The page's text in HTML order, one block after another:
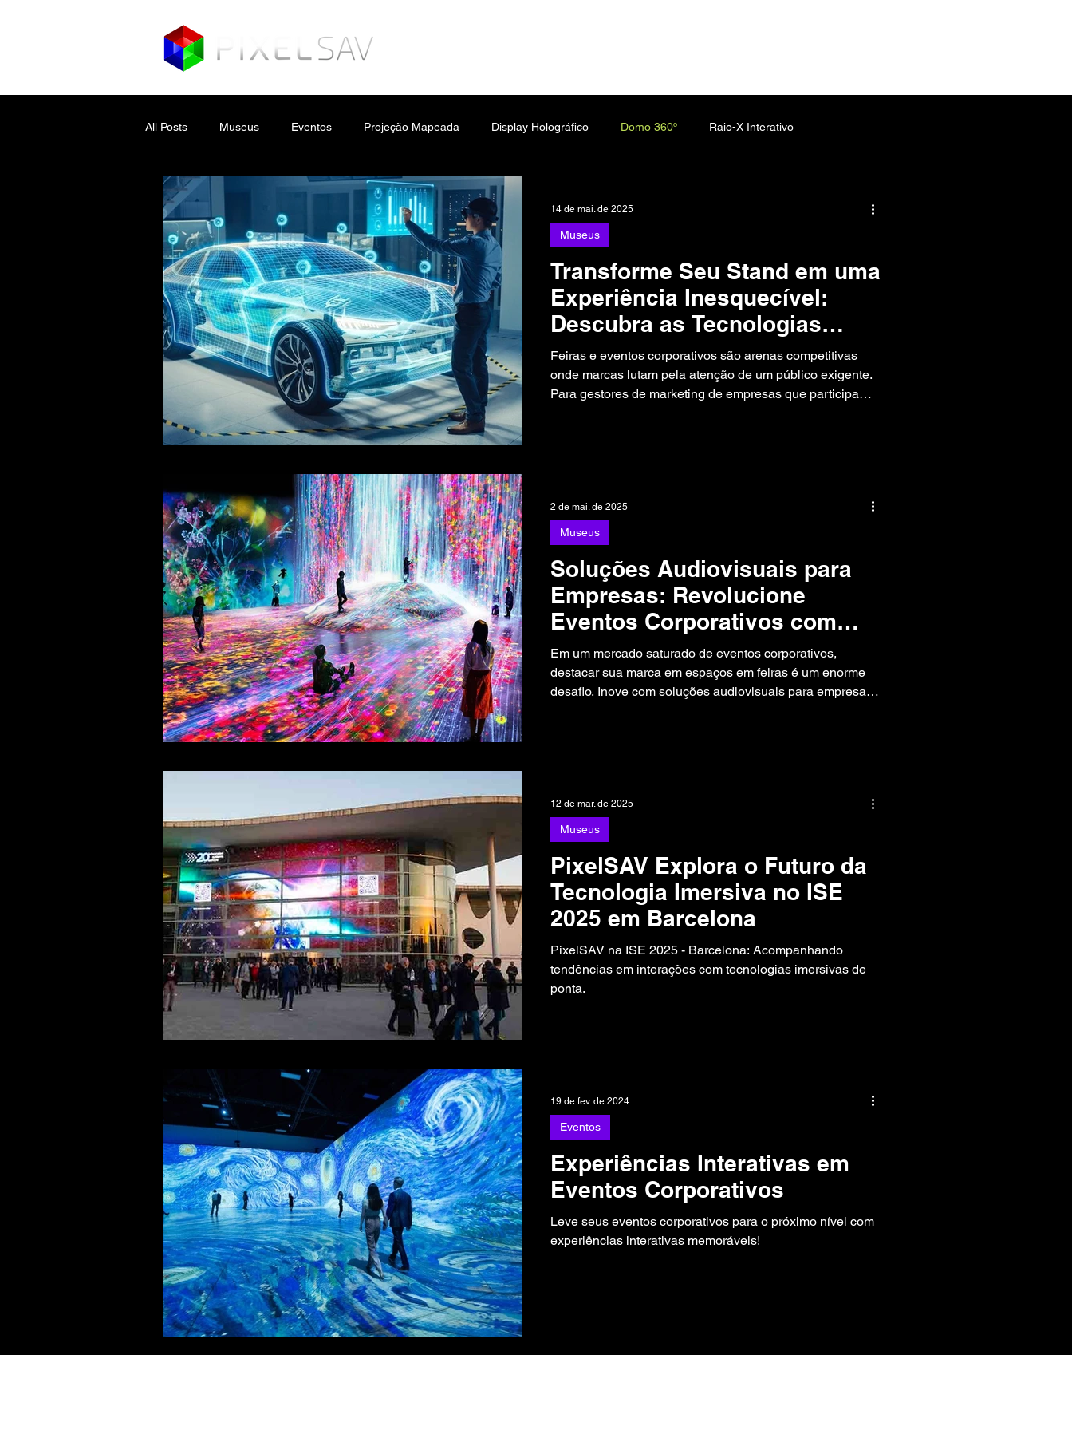
All Posts Museus Eventos Projeção Mapeada Display Holográfico Domo 360º Raio-X Interativo
Realidade Aumentada Novas Tecnologias Outdoor Digital
Transforme Seu Stand em uma
Experiência Inesquecível:
Descubra as Tecnologias
Imersivas da PixelSAV para
Feiras e Eventos
Feiras e eventos corporativos são arenas competitivas
onde marcas lutam pela atenção de um público exigente.
Para gestores de marketing de empresas que participam
Museus
14 de mai. de 2025
Soluções Audiovisuais para
Empresas: Revolucione
Eventos Corporativos com
Experiências Imersivas
Em um mercado saturado de eventos corporativos,
destacar sua marca em espaços em feiras é um enorme
desafio. Inove com soluções audiovisuais para empresas
Museus
2 de mai. de 2025
PixelSAV Explora o Futuro da
Tecnologia Imersiva no ISE
2025 em Barcelona
PixelSAV na ISE 2025 - Barcelona: Acompanhando
tendências em interações com tecnologias imersivas de
ponta.
Museus
12 de mar. de 2025
Experiências Interativas em
Eventos Corporativos
Leve seus eventos corporativos para o próximo nível com
experiências interativas memoráveis!
Eventos
19 de fev. de 2024